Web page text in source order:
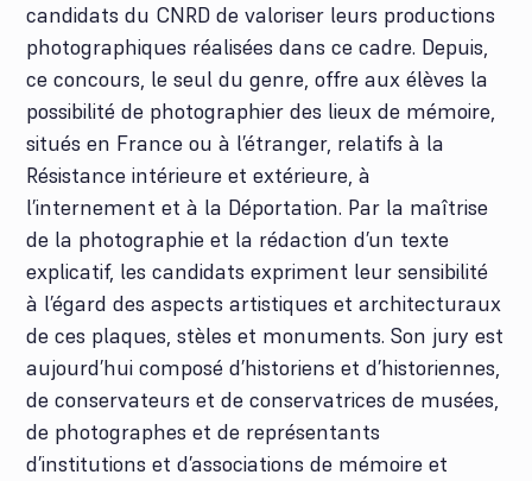
candidats du CNRD de valoriser leurs productions
photographiques réalisées dans ce cadre. Depuis,
ce concours, le seul du genre, offre aux élèves la
possibilité de photographier des lieux de mémoire,
situés en France ou à l’étranger, relatifs à la
Résistance intérieure et extérieure, à
l’internement et à la Déportation. Par la maîtrise
de la photographie et la rédaction d’un texte
explicatif, les candidats expriment leur sensibilité
à l’égard des aspects artistiques et architecturaux
de ces plaques, stèles et monuments. Son jury est
aujourd’hui composé d’historiens et d’historiennes,
de conservateurs et de conservatrices de musées,
de photographes et de représentants
d’institutions et d’associations de mémoire et